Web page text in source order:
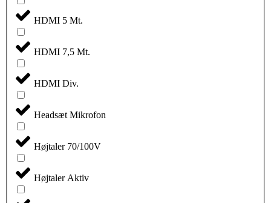
HDMI 5 Mt.
HDMI 7,5 Mt.
HDMI Div.
Headsæt Mikrofon
Højtaler 70/100V
Højtaler Aktiv